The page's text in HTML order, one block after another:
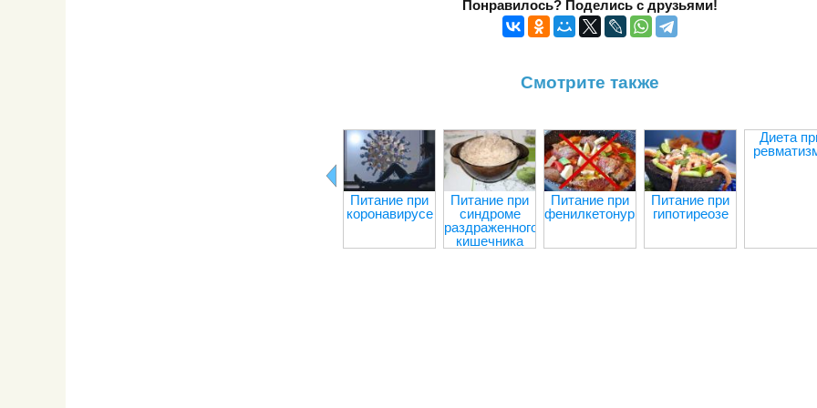
Понравилось? Поделись с друзьями!
Смотрите также
Питание при
коронавирусе
Питание при
синдроме
раздраженного
кишечника
Питание при
фенилкетонурии
Питание при
гипотиреозе
Диета